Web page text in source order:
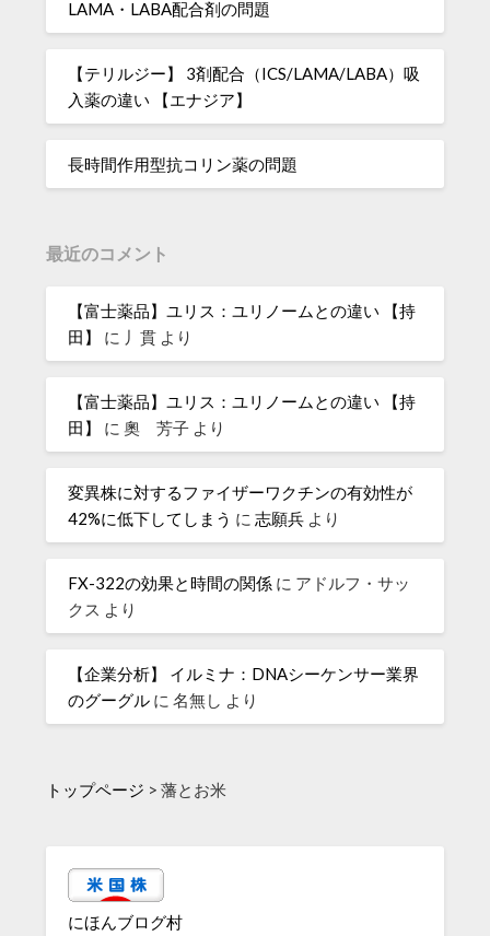
LAMA・LABA配合剤の問題
【テリルジー】 3剤配合（ICS/LAMA/LABA）吸
入薬の違い 【エナジア】
長時間作用型抗コリン薬の問題
最近のコメント
【富士薬品】ユリス：ユリノームとの違い 【持
田】
に 丿貫 より
【富士薬品】ユリス：ユリノームとの違い 【持
田】
に奧 芳子 より
変異株に対するファイザーワクチンの有効性が
42%に低下してしまう に志願兵 より
FX-322の効果と時間の関係 に アドルフ・サッ
クス より
【企業分析】 イルミナ：DNAシーケンサー業界
のグーグル に名無し より
トップページ >藩とお米
にほんブログ村